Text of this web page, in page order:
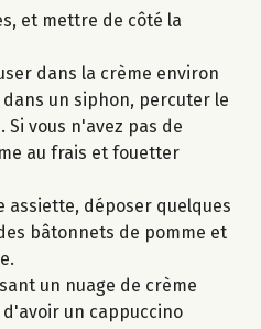
et mettre de côté la
dans la crème environ
un siphon, percuter le
vous n'avez pas de
au frais et fouetter
assiette, déposer quelques
bâtonnets de pomme et
un nuage de crème
un cappuccino